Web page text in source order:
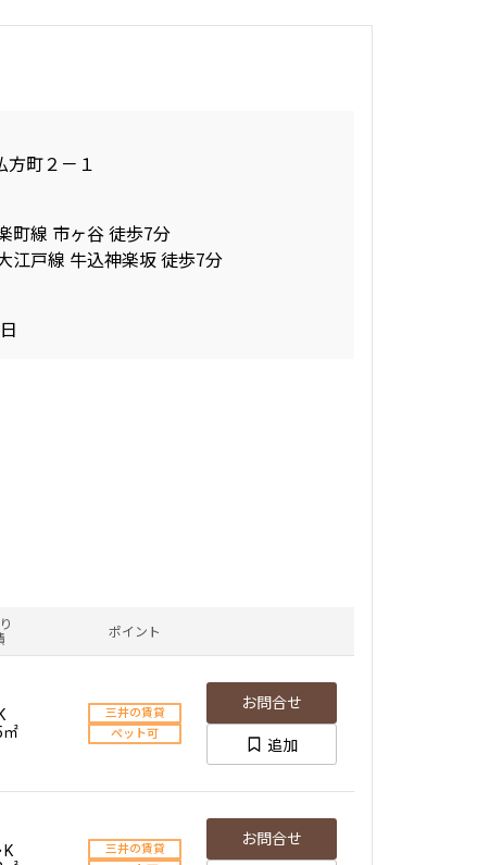
方町２－１
町線 市ヶ谷 徒歩7分
江戸線 牛込神楽坂 徒歩7分
ポイント
㎡
三井の賃貸
ペット可
お問合せ
追加
K
三井の賃貸
お問合せ